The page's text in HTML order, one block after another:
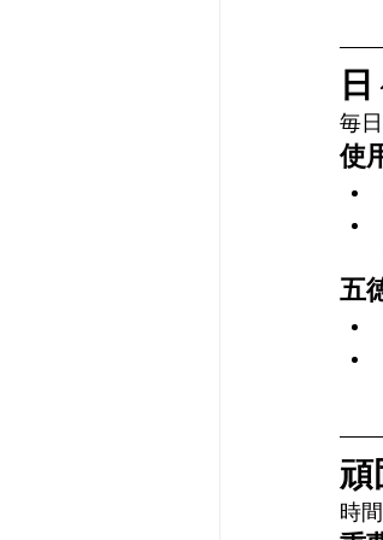
毎
使
五
頑
時